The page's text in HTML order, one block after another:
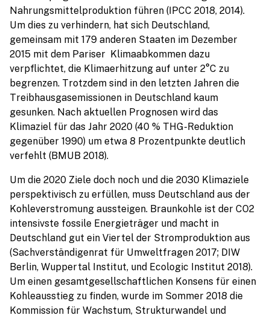
Nahrungsmittelproduktion führen (IPCC 2018, 2014).
Um dies zu verhindern, hat sich Deutschland,
gemeinsam mit 179 anderen Staaten im Dezember
2015 mit dem Pariser Klimaabkommen dazu
verpflichtet, die Klimaerhitzung auf unter 2°C zu
begrenzen. Trotzdem sind in den letzten Jahren die
Treibhausgasemissionen in Deutschland kaum
gesunken. Nach aktuellen Prognosen wird das
Klimaziel für das Jahr 2020 (40 % THG-Reduktion
gegenüber 1990) um etwa 8 Prozentpunkte deutlich
verfehlt (BMUB 2018).
Um die 2020 Ziele doch noch und die 2030 Klimaziele
perspektivisch zu erfüllen, muss Deutschland aus der
Kohleverstromung aussteigen. Braunkohle ist der CO2
intensivste fossile Energieträger und macht in
Deutschland gut ein Viertel der Stromproduktion aus
(Sachverständigenrat für Umweltfragen 2017; DIW
Berlin, Wuppertal Institut, und Ecologic Institut 2018).
Um einen gesamtgesellschaftlichen Konsens für einen
Kohleausstieg zu finden, wurde im Sommer 2018 die
Kommission für Wachstum, Strukturwandel und